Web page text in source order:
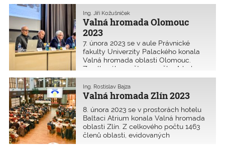
hostů. Vzhledem k rozsáhlé
rekonstrukci památkově chráněného
Domu kultury města Ostravy převzal
štafetu pořádání valné hromady
neméně krásný prostor Kulturního
a společenského centra Akord
Ostrava v městské části Zábřeh.
Valná hromada Olomouc
2023
Ing. Jiří Kožušníček
7. února 2023 se v aule Právnické
fakulty Univerzity Palackého konala
Valná hromada oblasti Olomouc.
Z celkového počtu 1557 členů bylo
přítomno 67 autorizovaných osob (tj.
4,3 %).
Valná hromada Zlín 2023
Ing. Rostislav Bajza
8. února 2023 se v prostorách hotelu
Baltaci Atrium konala Valná hromada
oblasti Zlín. Z celkového počtu 1463
členů oblasti, evidovaných